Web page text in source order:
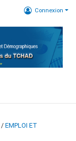
Connexion
/ EMPLOI ET